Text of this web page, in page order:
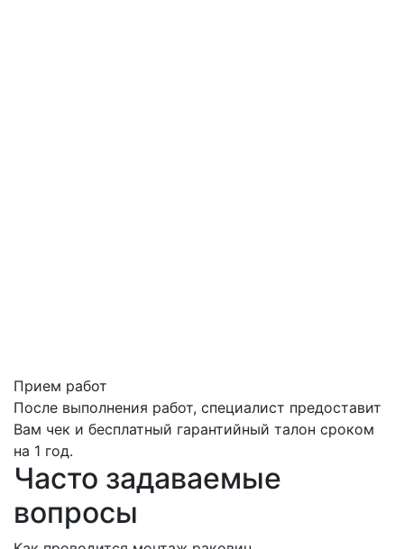
Прием работ
После выполнения работ, специалист предоставит
Вам чек и бесплатный гарантийный талон сроком
на 1 год.
Часто задаваемые
вопросы